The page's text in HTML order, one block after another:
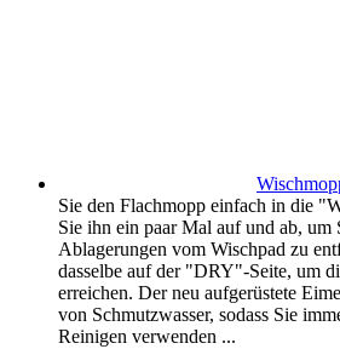
Sie den Flachmopp einfach in die
Sie ihn ein paar Mal auf und ab, um
Ablagerungen vom Wischpad zu
dasselbe auf der "DRY"-Seite, um
erreichen. Der neu aufgerüstete
von Schmutzwasser, sodass Sie
Reinigen verwenden ...